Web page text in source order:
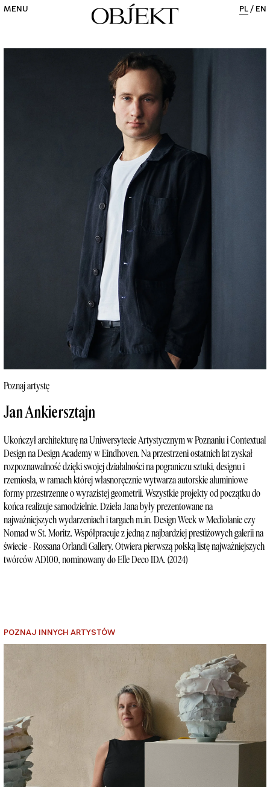
MENU
PL / EN
Poznaj artystę
Jan Ankiersztajn
Ukończył architekturę na Uniwersytecie Artystycznym w Poznaniu i Contextual
Design na Design Academy w Eindhoven. Na przestrzeni ostatnich lat zyskał
rozpoznawalność dzięki swojej działalności na pograniczu sztuki, designu i
rzemiosła, w ramach której własnoręcznie wytwarza autorskie aluminiowe
formy przestrzenne o wyrazistej geometrii. Wszystkie projekty od początku do
końca realizuje samodzielnie. Dzieła Jana były prezentowane na
najważniejszych wydarzeniachi targach m.in. Design Week w Mediolanie czy
Nomad w St. Moritz. Współpracuje z jedną z najbardziej prestiżowych galerii na
świecie - Rossana Orlandi Gallery. Otwiera pierwszą polską listę najważniejszych
twórców AD100, nominowany do Elle Deco IDA. (2024)
POZNAJ INNYCH ARTYSTÓW